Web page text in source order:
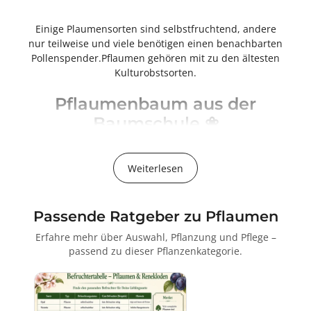
Einige Plaumensorten sind selbstfruchtend, andere
nur teilweise und viele benötigen einen benachbarten
Pollenspender.Pflaumen gehören mit zu den ältesten
Kulturobstsorten.
Pflaumenbaum aus der
Baumschule ❀
Der Plaumenbaum ist eine Pflanzengattung der
Kernobstgewächse (Pyrinae) aus der Familie der
Rosengewächse (Rosaceae). Er erfreut nicht nur durch
duftende Blütenpracht sondern schenkt uns bei guter
Pflege auch viele schmackhafte Früchte. Diese zumeist
wuchsfreudigen und fruchtbaren Obstgehölze finden
sich heutzutage in vielen kleinen und großen
Gartenanlagen sowie auf Wiesen und an
Straßenpfaden wieder. Es sind sehr dankbare, recht
robuste und zudem auch noch pflegeleichte Bäume.
Weiterlesen
Passende Ratgeber zu Pflaumen
Erfahre mehr über Auswahl, Pflanzung und Pflege –
passend zu dieser Pflanzenkategorie.